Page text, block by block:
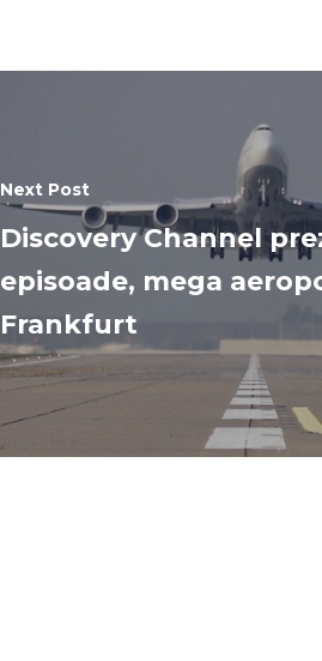
Next Post
Discovery Channel
episoade, mega
Frankfurt